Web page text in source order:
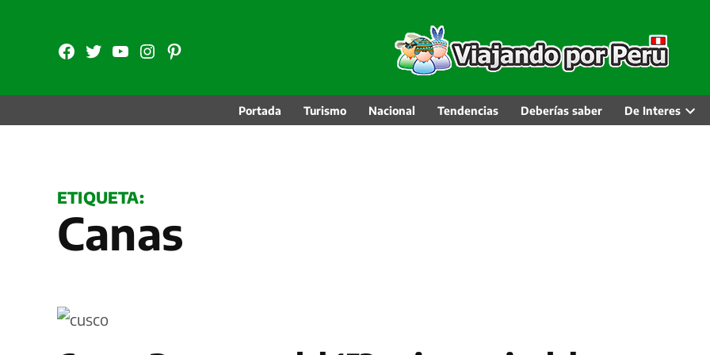
contenidoFB TW YouTubeInstagram
Pinterest
Portada Turismo Nacional Tendencias Deberías saber De Interes
ETIQUETA:
Canas